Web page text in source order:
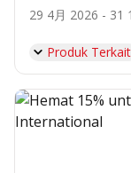
29 4月 2026 - 31
Produk Terkait